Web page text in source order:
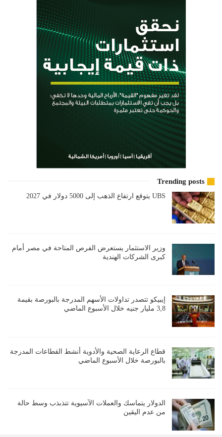
Trending posts
UBS يتوقع ارتفاع الذهب إلى 5000 دولار في 2027
وزير الاستثمار يستعرض الفرص المتاحة في مصر أمام
كبرى الشركات الهندية
إيبيكو تتصدر تداولات الأسهم المدرجة بالبورصة بقيمة
3,8 مليار جنيه خلال الأسبوع الماضي
قطاع الرعاية الصحية والأدوية أنشط القطاعات المدرجة
بالبورصة خلال الأسبوع الماضي
الدولار يتماسك والعملات الآسيوية تتذبذب وسط حالة
من عدم اليقين